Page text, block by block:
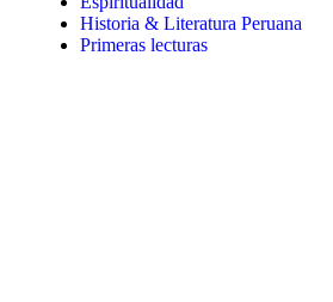
Historia & Literatura Peruana
Primeras lecturas